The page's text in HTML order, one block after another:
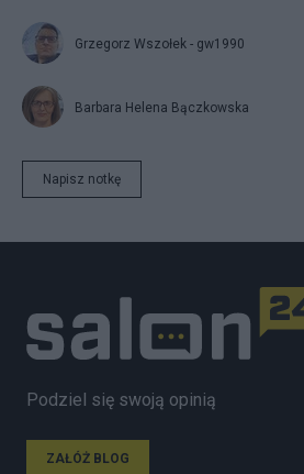
Grzegorz Wszołek - gw1990
Barbara Helena Bączkowska
Napisz notkę
Podziel się swoją opinią
ZAŁÓŻ BLOG